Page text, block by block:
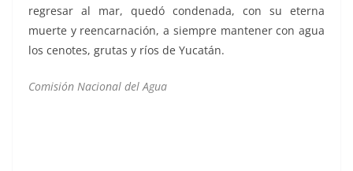
regresar al mar, quedó condenada, con su eterna
muerte y reencarnación, a siempre mantener con agua
los cenotes, grutas y ríos de Yucatán.
Comisión Nacional del Agua